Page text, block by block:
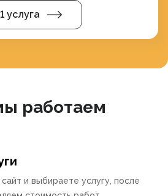
1 услуга
работаем
и выбираете услугу, после